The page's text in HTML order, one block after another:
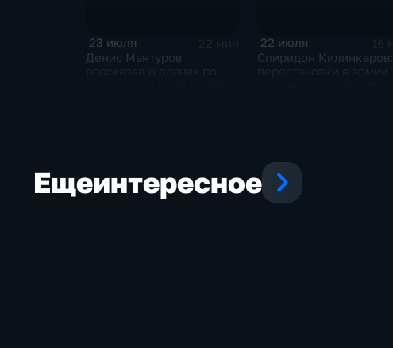
23 июля
Денис Мантуров
22 июля
Спиридон Килинкаров:
Ещеинтересное